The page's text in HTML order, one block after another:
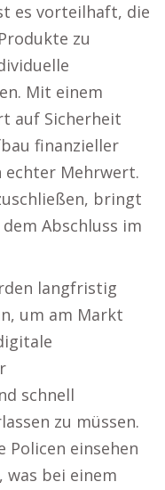
es vorteilhaft, die
zu
Mit einem
auf Sicherheit
finanzieller
echter Mehrwert.
bringt
Abschluss im
langfristig
um am Markt
schnell
zu müssen.
Policen einsehen
was bei einem